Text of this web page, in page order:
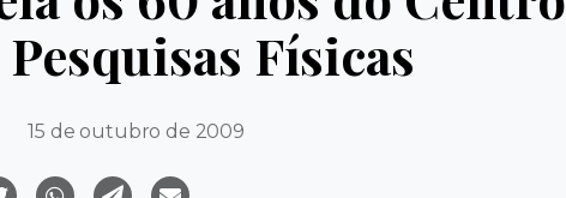
Físicas
15 de outubro de 2009